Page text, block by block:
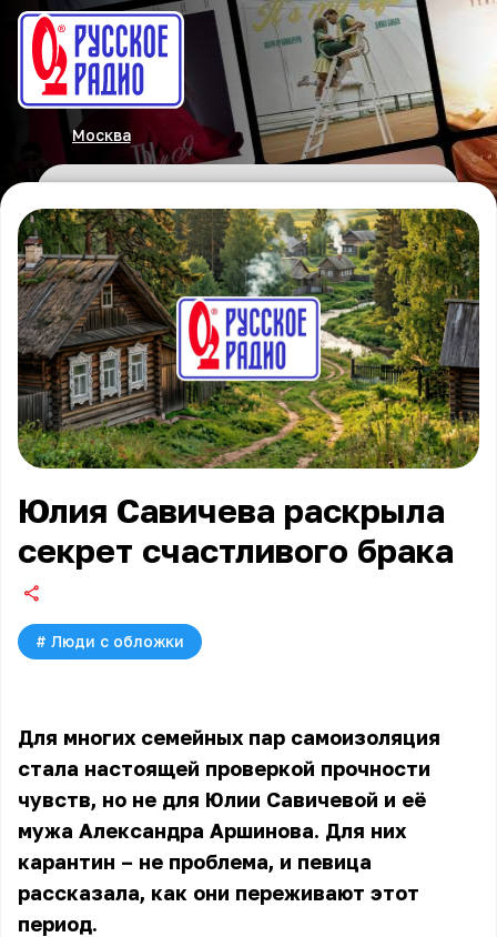
Москва
Юлия Савичева раскрыла
секрет счастливого брака
# Люди с обложки
Для многих семейных пар самоизоляция
стала настоящей проверкой прочности
чувств, но не для Юлии Савичевой и её
мужа Александра Аршинова. Для них
карантин – не проблема, и певица
рассказала, как они переживают этот
период.